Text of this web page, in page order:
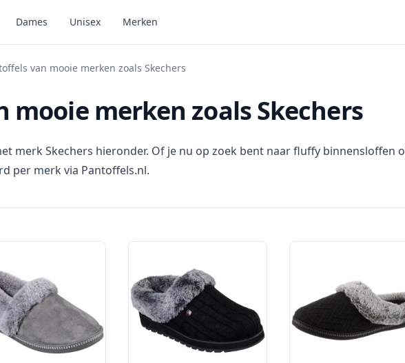
Dames Unisex Merken
van mooie merken zoals Skechers
mooie merken zoals Skechers
merk Skechers hieronder. Of je nu op zoek bent naar fluffy binnensloffen
per merk via Pantoffels.nl.